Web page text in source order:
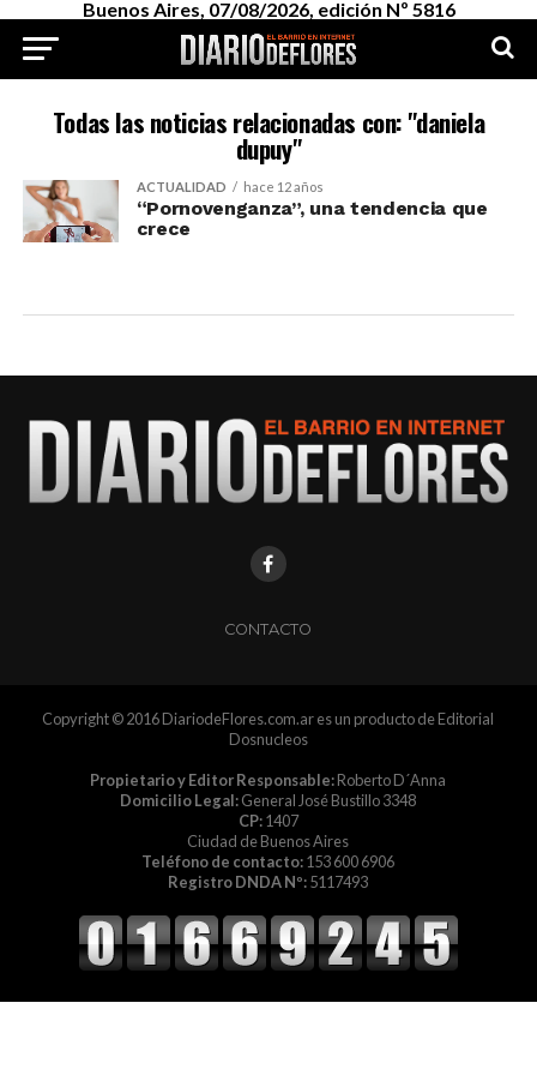
Buenos Aires, 07/08/2026, edición Nº 5816
Todas las noticias relacionadas con: "daniela
dupuy"
ACTUALIDAD hace 12 años
“Pornovenganza”, una tendencia que
crece
CONTACTO
Copyright © 2016 DiariodeFlores.com.ar es un producto de Editorial
Dosnucleos
Propietario y Editor Responsable:Roberto D´Anna
Domicilio Legal:General José Bustillo 3348
CP:1407
Ciudad de Buenos Aires
Teléfono de contacto:153 600 6906
Registro DNDA Nº:5117493